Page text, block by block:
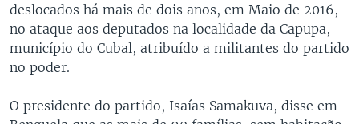
deslocados há mais de dois anos, em Maio de 2016,
no ataque aos deputados na localidade da Capupa,
município do Cubal, atribuído a militantes do partido
no poder.
O presidente do partido, Isaías Samakuva, disse em